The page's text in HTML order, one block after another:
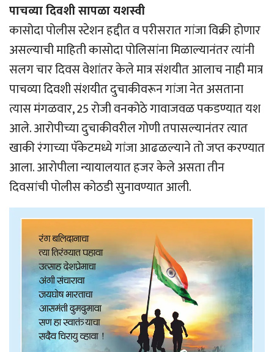
पाचव्या दिवशी सापळा यशस्वी
कासोदा पोलीस स्टेशन हद्दीत व परीसरात गांजा विक्री होणार
असल्याची माहिती कासोदा पोलिसांना मिळाल्यानंतर त्यांनी
सलग चार दिवस वेशांतर केले मात्र संशयीत आलाच नाही मात्र
पाचव्या दिवशी संशयीत दुचाकीवरून गांजा नेत असताना
त्यास मंगळवार, 25 रोजी वनकोठे गावाजवळ पकडण्यात यश
आले. आरोपीच्या दुचाकीवरील गोणी तपासल्यानंतर त्यात
खाकी रंगाच्या पॅकेटमध्ये गांजा आढळल्याने तो जप्त करण्यात
आला. आरोपीला न्यायालयात हजर केले असता तीन
दिवसांची पोलीस कोठडी सुनावण्यात आली.